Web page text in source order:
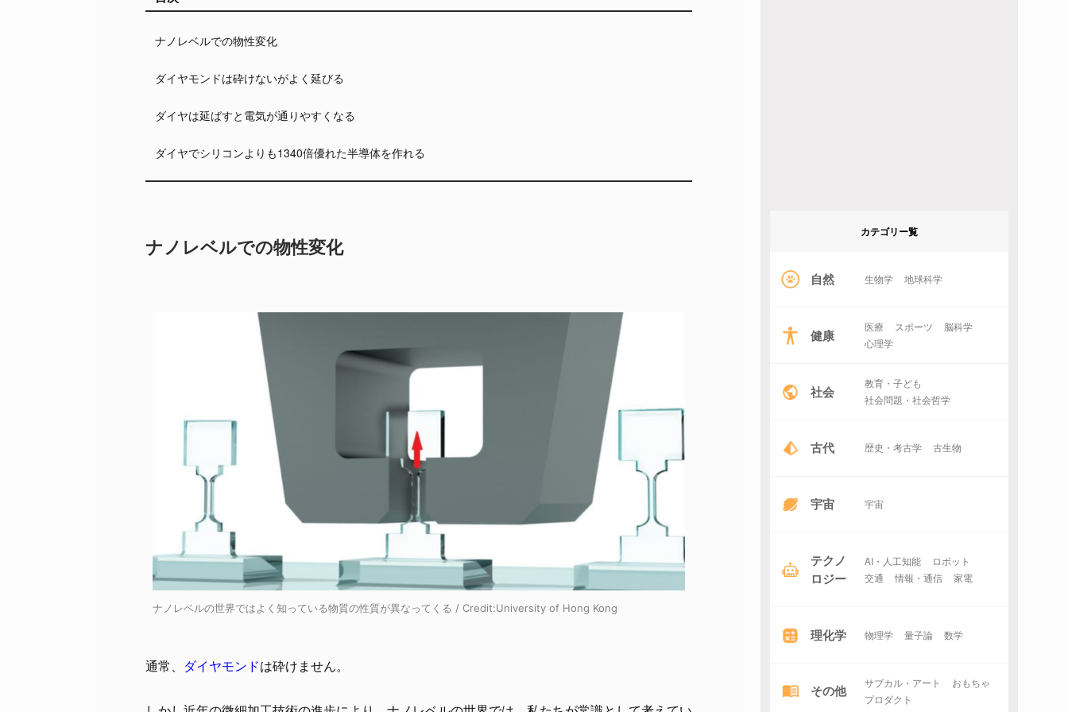
ナノレベルでの物性変化
ダイヤモンドは砕けないがよく延びる
ダイヤは延ばすと電気が通りやすくなる
ダイヤでシリコンよりも1340倍優れた半導体を作れる
ナノレベルでの物性変化
ナノレベルの世界ではよく知っている物質の性質が異なってくる / Credit:University of Hong Kong
通常、 ダイヤモンドは砕けません。
カテゴリー覧
自然 生物学 地球科学
健康 医療 スポーツ
脳科学
心理学
社会
教育・子ども
社会問題・社会哲学
古代 歴史・考古学 古生物
宇宙 宇宙
テクノ
ロジー
AI・人工知能
ロボット
交通
情報・通信 家電
理化学 物理学 量子論 数学
その他 サブカル・アート
おもちゃ
プロダクト